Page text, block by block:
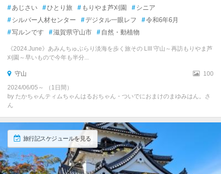
# あじさい #ひとり旅 # もりやま芦刈園 # シニア
# シルバー人材センター #デジタル一眼レフ #令和6年6月
#写ルンです #滋賀県守山市 # 自然・動植物
《2024.June》あみんちゅぶらり淡海を歩く旅その LIII 守山～再訪もりやま芦
刈園～早いもので今年も半分...
守山
100
2024/06/05～ （1日間）
by たかちゃんティムちゃんはるおちゃん・ついでにおまけのまゆみはん。さ
ん
旅行記スケジュールを見る